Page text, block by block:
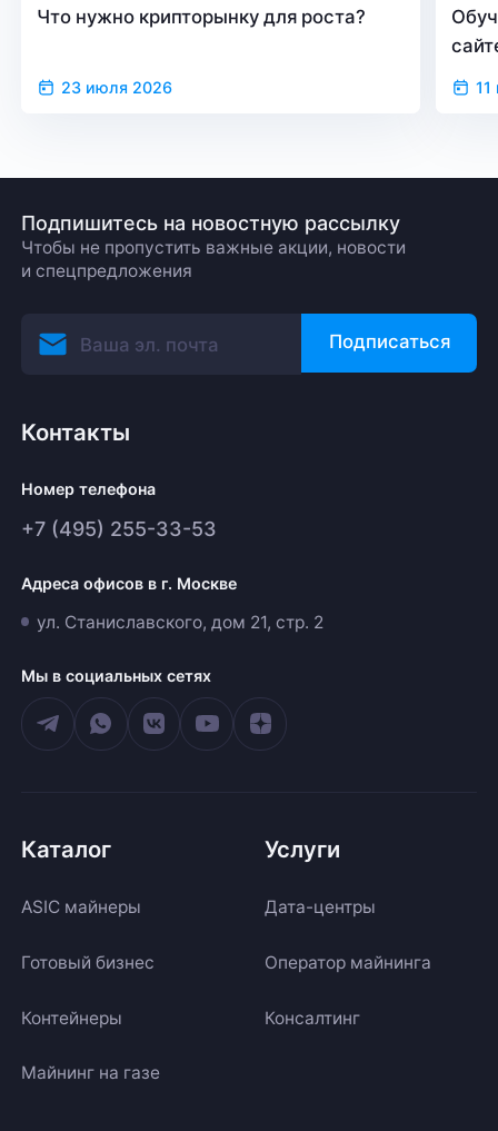
Что нужно крипторынку для роста?
23 июля 2026 11
Подпишитесь на новостную рассылку
Чтобы не пропустить важные акции, новости
и спецпредложения
Подписаться
Контакты
Номер телефона
+7 (495) 255-33-53
Адреса офисов в г. Москве
ул. Станиславского, дом 21, стр. 2
Мы в социальных сетях
Каталог
ASIC майнеры
Готовый бизнес
Контейнеры
Майнинг на газе
Услуги
Дата-центры
Оператор майнинга
Консалтинг